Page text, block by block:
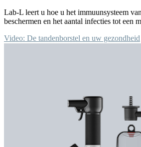
Lab-L leert u hoe u het immuunsysteem
beschermen en het aantal infecties tot een
Video: De tandenborstel en uw gezondheid